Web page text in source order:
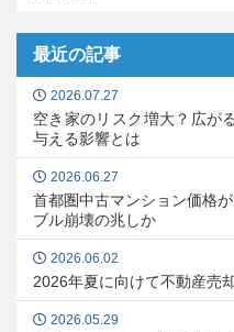
最近の記事
2026.07.27
空き家のリスク増大？広が
与える影響とは
2026.06.27
首都圏中古マンション価格
ブル崩壊の兆しか
2026.06.02
2026年夏に向けて不動産売
2026.05.29